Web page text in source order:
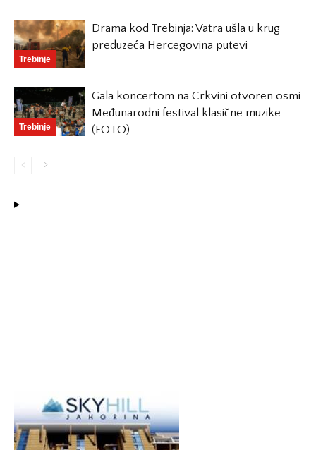
Trebinje
Drama kod Trebinja: Vatra ušla u krug
preduzeća Hercegovina putevi
Trebinje
Gala koncertom na Crkvini otvoren osmi
Međunarodni festival klasične muzike
(FOTO)